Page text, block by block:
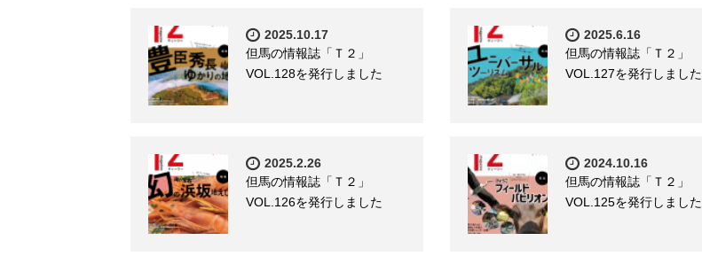
2025.10.17
但馬の情報誌「Ｔ２」
VOL.128を発行しました
2025.6.16
但馬の情報誌「Ｔ２」
VOL.127を発行しました
2025.2.26
但馬の情報誌「Ｔ２」
VOL.126を発行しました
2024.10.16
但馬の情報誌「Ｔ２」
VOL.125を発行しました